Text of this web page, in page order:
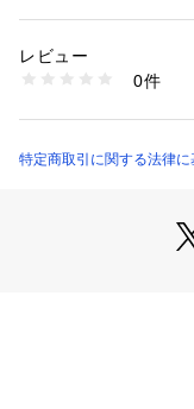
【商品の購入にあた
※総柄の商品につい
ありますが、商品自
※ブラウザやお使い
商品の色味が若干異
商品番号：
10907362001 （ショップ
レビュー
0件
特定商取引に関する法律に